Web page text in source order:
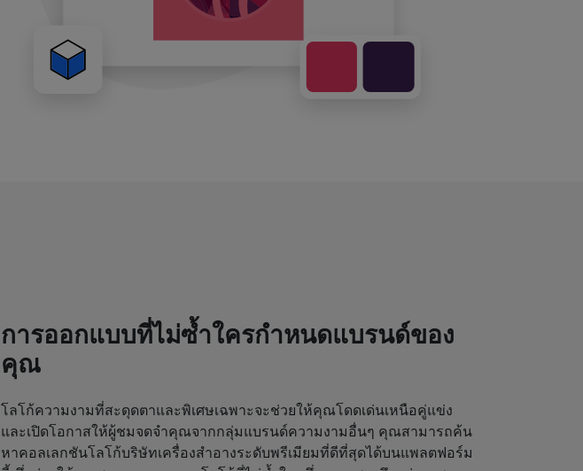
การออกแบบที่ไม่ซ้ำใครกำหนดแบรนด์ของ
คุณ
โลโก้ความงามที่สะดุดตาและพิเศษเฉพาะจะช่วยให้คุณโดดเด่นเหนือคู่แข่ง
และเปิดโอกาสให้ผู้ชมจดจำคุณจากกลุ่มแบรนด์ความงามอื่นๆ คุณสามารถค้น
หาคอลเลกชันโลโก้บริษัทเครื่องสำอางระดับพรีเมียมที่ดีที่สุดได้บนแพลตฟอร์ม